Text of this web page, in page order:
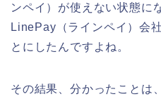
ンペイ）が使えない状態に
LinePay（ラインペイ）会
とにしたんですよね。
その結果、分かったことは